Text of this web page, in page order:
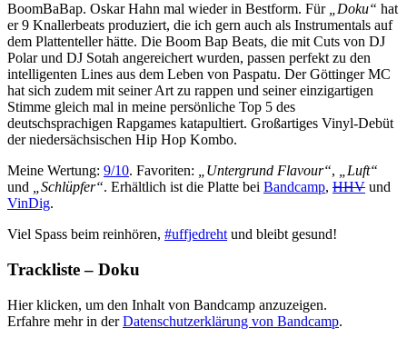
BoomBaBap. Oskar Hahn mal wieder in Bestform. Für „Doku“ hat
er 9 Knallerbeats produziert, die ich gern auch als Instrumentals auf
dem Plattenteller hätte. Die Boom Bap Beats, die mit Cuts von DJ
Polar und DJ Sotah angereichert wurden, passen perfekt zu den
intelligenten Lines aus dem Leben von Paspatu. Der Göttinger MC
hat sich zudem mit seiner Art zu rappen und seiner einzigartigen
Stimme gleich mal in meine persönliche Top 5 des
deutschsprachigen Rapgames katapultiert. Großartiges Vinyl-Debüt
der niedersächsischen Hip Hop Kombo.
Meine Wertung: 9/10. Favoriten: „Untergrund Flavour“, „Luft“
und „Schlüpfer“. Erhältlich ist die Platte bei Bandcamp, HHV und
VinDig.
Viel Spass beim reinhören, #uffjedrehtund bleibt gesund!
Trackliste – Doku
Inhalt
von
Bandcamp
Hier klicken, um den Inhalt von Bandcamp anzuzeigen.
Erfahre mehr in derDatenschutzerklärung von Bandcamp.